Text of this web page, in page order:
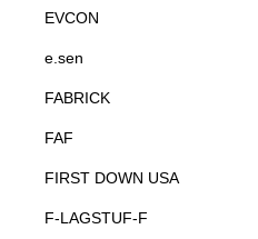
EVCON
e.sen
FABRICK
FAF
FIRST DOWN USA
F-LAGSTUF-F